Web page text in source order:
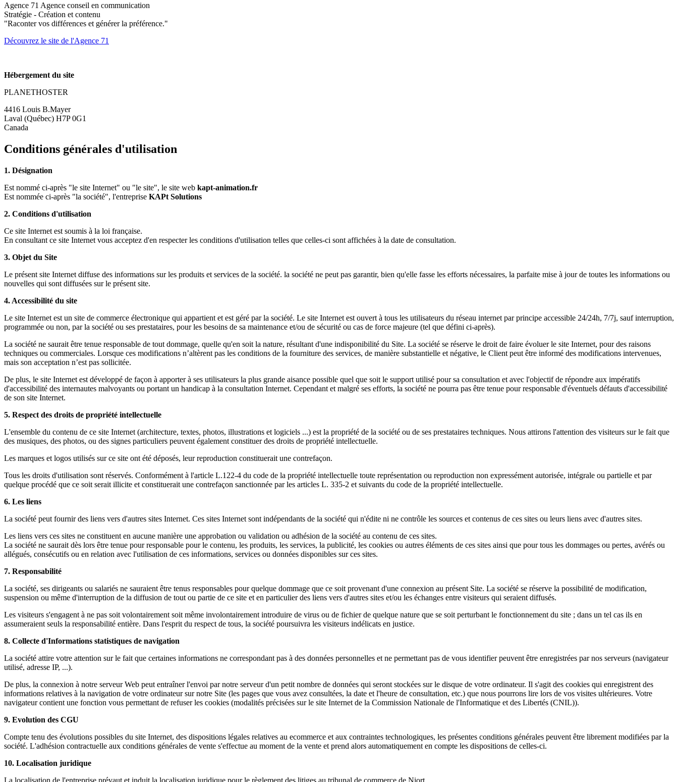
Agence 71 Agence conseil en communication
Stratégie - Création et contenu
"Raconter vos différences et générer la préférence."
Découvrez le site de l'Agence 71
Hébergement du site
PLANETHOSTER
4416 Louis B.Mayer
Laval (Québec) H7P 0G1
Canada
Conditions générales d'utilisation
1. Désignation
Est nommé ci-après "le site Internet" ou "le site", le site web kapt-animation.fr
Est nommée ci-après "la société", l'entreprise KAPt Solutions
2. Conditions d'utilisation
Ce site Internet est soumis à la loi française.
En consultant ce site Internet vous acceptez d'en respecter les conditions d'utilisation telles que celles-ci sont affichées à la date de consultation.
3. Objet du Site
Le présent site Internet diffuse des informations sur les produits et services de la société. la société ne peut pas garantir, bien qu'elle fasse les efforts nécessaires, la parfaite mise à jour de toutes les informations ou
nouvelles qui sont diffusées sur le présent site.
4. Accessibilité du site
Le site Internet est un site de commerce électronique qui appartient et est géré par la société. Le site Internet est ouvert à tous les utilisateurs du réseau internet par principe accessible 24/24h, 7/7j, sauf interruption,
programmée ou non, par la société ou ses prestataires, pour les besoins de sa maintenance et/ou de sécurité ou cas de force majeure (tel que défini ci-après).
La société ne saurait être tenue responsable de tout dommage, quelle qu'en soit la nature, résultant d'une indisponibilité du Site. La société se réserve le droit de faire évoluer le site Internet, pour des raisons
techniques ou commerciales. Lorsque ces modifications n’altèrent pas les conditions de la fourniture des services, de manière substantielle et négative, le Client peut être informé des modifications intervenues,
mais son acceptation n’est pas sollicitée.
De plus, le site Internet est développé de façon à apporter à ses utilisateurs la plus grande aisance possible quel que soit le support utilisé pour sa consultation et avec l'objectif de répondre aux impératifs
d'accessibilité des internautes malvoyants ou portant un handicap à la consultation Internet. Cependant et malgré ses efforts, la société ne pourra pas être tenue pour responsable d'éventuels défauts d'accessibilité
de son site Internet.
5. Respect des droits de propriété intellectuelle
L'ensemble du contenu de ce site Internet (architecture, textes, photos, illustrations et logiciels ...) est la propriété de la société ou de ses prestataires techniques. Nous attirons l'attention des visiteurs sur le fait que
des musiques, des photos, ou des signes particuliers peuvent également constituer des droits de propriété intellectuelle.
Les marques et logos utilisés sur ce site ont été déposés, leur reproduction constituerait une contrefaçon.
Tous les droits d'utilisation sont réservés. Conformément à l'article L.122-4 du code de la propriété intellectuelle toute représentation ou reproduction non expressément autorisée, intégrale ou partielle et par
quelque procédé que ce soit serait illicite et constituerait une contrefaçon sanctionnée par les articles L. 335-2 et suivants du code de la propriété intellectuelle.
6. Les liens
La société peut fournir des liens vers d'autres sites Internet. Ces sites Internet sont indépendants de la société qui n'édite ni ne contrôle les sources et contenus de ces sites ou leurs liens avec d'autres sites.
Les liens vers ces sites ne constituent en aucune manière une approbation ou validation ou adhésion de la société au contenu de ces sites.
La société ne saurait dès lors être tenue pour responsable pour le contenu, les produits, les services, la publicité, les cookies ou autres éléments de ces sites ainsi que pour tous les dommages ou pertes, avérés ou
allégués, consécutifs ou en relation avec l'utilisation de ces informations, services ou données disponibles sur ces sites.
7. Responsabilité
La société, ses dirigeants ou salariés ne sauraient être tenus responsables pour quelque dommage que ce soit provenant d'une connexion au présent Site. La société se réserve la possibilité de modification,
suspension ou même d'interruption de la diffusion de tout ou partie de ce site et en particulier des liens vers d'autres sites et/ou les échanges entre visiteurs qui seraient diffusés.
Les visiteurs s'engagent à ne pas soit volontairement soit même involontairement introduire de virus ou de fichier de quelque nature que se soit perturbant le fonctionnement du site ; dans un tel cas ils en
assumeraient seuls la responsabilité entière. Dans l'esprit du respect de tous, la société poursuivra les visiteurs indélicats en justice.
8. Collecte d'Informations statistiques de navigation
La société attire votre attention sur le fait que certaines informations ne correspondant pas à des données personnelles et ne permettant pas de vous identifier peuvent être enregistrées par nos serveurs (navigateur
utilisé, adresse IP, ...).
De plus, la connexion à notre serveur Web peut entraîner l'envoi par notre serveur d'un petit nombre de données qui seront stockées sur le disque de votre ordinateur. Il s'agit des cookies qui enregistrent des
informations relatives à la navigation de votre ordinateur sur notre Site (les pages que vous avez consultées, la date et l'heure de consultation, etc.) que nous pourrons lire lors de vos visites ultérieures. Votre
navigateur contient une fonction vous permettant de refuser les cookies (modalités précisées sur le site Internet de la Commission Nationale de l'Informatique et des Libertés (CNIL)).
9. Evolution des CGU
Compte tenu des évolutions possibles du site Internet, des dispositions légales relatives au ecommerce et aux contraintes technologiques, les présentes conditions générales peuvent être librement modifiées par la
société. L'adhésion contractuelle aux conditions générales de vente s'effectue au moment de la vente et prend alors automatiquement en compte les dispositions de celles-ci.
10. Localisation juridique
La localisation de l'entreprise prévaut et induit la localisation juridique pour le règlement des litiges au tribunal de commerce de Niort.